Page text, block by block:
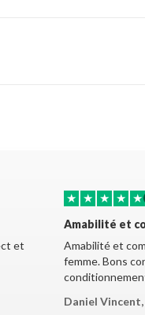
et
★ ★ ★ ★ ★
Amabilité et
Amabilité et
femme. Bons
Daniel Vincent,